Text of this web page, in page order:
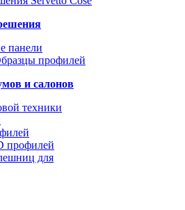
панели
и салонов
техники
профилей
для